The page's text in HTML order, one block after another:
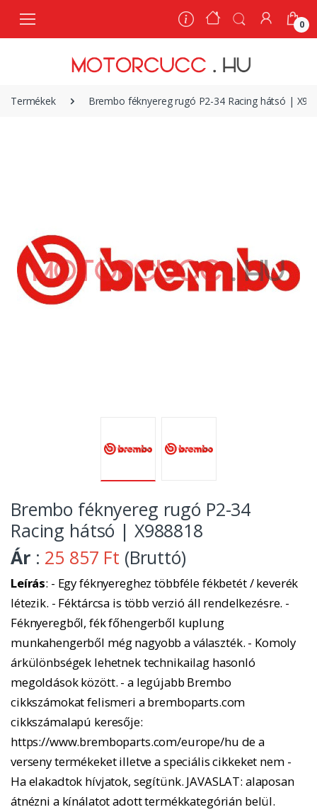
0
Termékek Brembo féknyereg rugó P2-34 Racing hátsó |
Brembo féknyereg rugó P2-34
Racing hátsó | X988818
Ár : 25 857 Ft (Bruttó)
Leírás: - Egy féknyereghez többféle fékbetét / keverék
létezik. - Féktárcsa is több verzió áll rendelkezésre. -
Féknyeregből, fék főhengerből kuplung
munkahengerből még nagyobb a választék. - Komoly
árkülönbségek lehetnek technikailag hasonló
megoldások között. - a legújabb Brembo
cikkszámokat felismeri a bremboparts.com
cikkszámalapú keresője:
https://www.bremboparts.com/europe/hu de a
verseny termékeket illetve a speciális cikkeket nem -
Ha elakadtok hívjatok, segítünk. JAVASLAT: alaposan
átnézni a kínálatot adott termékkategórián belül.
0